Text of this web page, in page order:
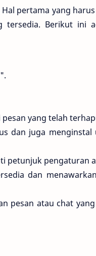
pertama yang
tersedia. Berikut ini
yang telah
dan juga menginstal
petunjuk pengaturan
dan
pesan atau chat